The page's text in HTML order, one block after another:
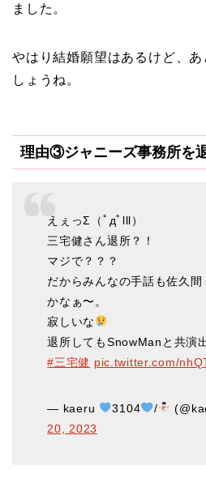
ました。
やはり結婚願望はあるけど、
しょうね。
理由③ジャニーズ事務所を
えぇっΣ（ﾟдﾟlll）
三宅健さん退所？！
マジで？？？
だからみんなの手話も佐久
かなぁ〜。
寂しいな
退所してもSnowManと共演
#三宅健 pic.twitter.com/
— kaeru 3104 /
20, 2023